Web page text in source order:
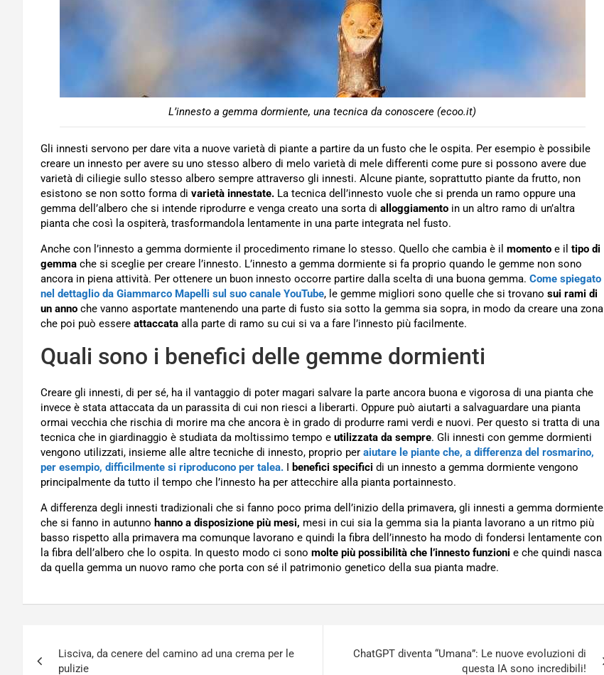
L’innesto a gemma dormiente, una tecnica da conoscere (ecoo.it)
Gli innesti servono per dare vita a nuove varietà di piante a partire da un fusto che le ospita. Per esempio è possibile
creare un innesto per avere su uno stesso albero di melo varietà di mele differenti come pure si possono avere due
varietà di ciliegie sullo stesso albero sempre attraverso gli innesti. Alcune piante, soprattutto piante da frutto, non
esistono se non sotto forma di varietà innestate. La tecnica dell’innesto vuole che si prenda un ramo oppure una
gemma dell’albero che si intende riprodurre e venga creato una sorta di alloggiamento in un altro ramo di un’altra
pianta che così la ospiterà, trasformandola lentamente in una parte integrata nel fusto.
Anche con l’innesto a gemma dormiente il procedimento rimane lo stesso. Quello che cambia è il momento e il tipo di
gemma che si sceglie per creare l’innesto. L’innesto a gemma dormiente si fa proprio quando le gemme non sono
ancora in piena attività. Per ottenere un buon innesto occorre partire dalla scelta di una buona gemma. Come spiegato
nel dettaglio da Giammarco Mapelli sul suo canale YouTube, le gemme migliori sono quelle che si trovano sui rami di
un anno che vanno asportate mantenendo una parte di fusto sia sotto la gemma sia sopra, in modo da creare una zona
che poi può essere attaccata alla parte di ramo su cui si va a fare l’innesto più facilmente.
Quali sono i benefici delle gemme dormienti
Creare gli innesti, di per sé, ha il vantaggio di poter magari salvare la parte ancora buona e vigorosa di una pianta che
invece è stata attaccata da un parassita di cui non riesci a liberarti. Oppure può aiutarti a salvaguardare una pianta
ormai vecchia che rischia di morire ma che ancora è in grado di produrre rami verdi e nuovi. Per questo si tratta di una
tecnica che in giardinaggio è studiata da moltissimo tempo e utilizzata da sempre. Gli innesti con gemme dormienti
vengono utilizzati, insieme alle altre tecniche di innesto, proprio per aiutare le piante che, a differenza del rosmarino,
per esempio, difficilmente si riproducono per talea. I benefici specifici di un innesto a gemma dormiente vengono
principalmente da tutto il tempo che l’innesto ha per attecchire alla pianta portainnesto.
A differenza degli innesti tradizionali che si fanno poco prima dell’inizio della primavera, gli innesti a gemma dormiente
che si fanno in autunno hanno a disposizione più mesi, mesi in cui sia la gemma sia la pianta lavorano a un ritmo più
basso rispetto alla primavera ma comunque lavorano e quindi la fibra dell’innesto ha modo di fondersi lentamente con
la fibra dell’albero che lo ospita. In questo modo ci sono molte più possibilità che l’innesto funzioni e che quindi nasca
da quella gemma un nuovo ramo che porta con sé il patrimonio genetico della sua pianta madre.
articoli
Lisciva, da cenere del camino ad una crema per le
pulizie
ChatGPT diventa “Umana”: Le nuove evoluzioni di
questa IA sono incredibili!